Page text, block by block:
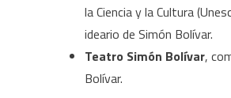
la Ciencia y la Cultura
ideario de Simón Bolívar.
Teatro Simón Bolívar,
Bolívar.